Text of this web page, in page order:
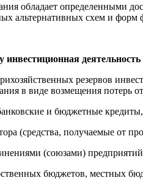
обладает определенными
альтернативных схем и форм
инвестиционная
резервов
в виде возмещения потерь
и бюджетные
(средства, получаемые от
(союзами)
бюджетов, местных